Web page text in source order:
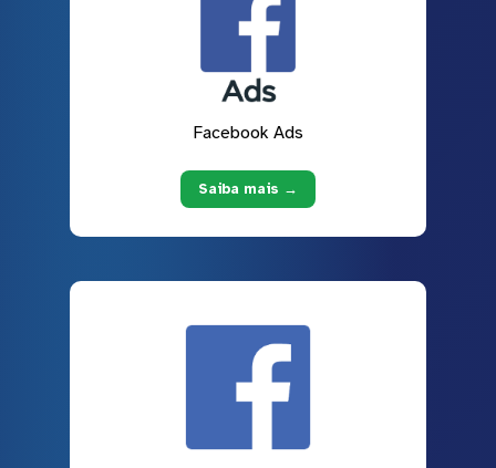
Facebook Ads
Saiba mais →